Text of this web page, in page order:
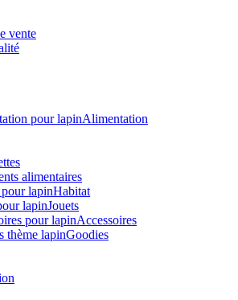
vente
Alimentation
alimentaires
Habitat
Jouets
Accessoires
Goodies